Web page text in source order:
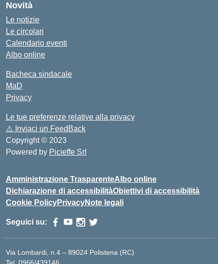
Novità
Le notizie
Le circolari
Calendario eventi
Albo online
Bacheca sindacale
MaD
Privacy
Le tue preferenze relative alla privacy
⚠️ Inviaci un FeedBack
Copyright © 2023
Powered by Picieffe Srl
Amministrazione TrasparenteAlbo online
Dichiarazione di accessibilitàObiettivi di accessibilità
Cookie PolicyPrivacyNote legali
Seguici su:
Via Lombardi, n.4 – 89024 Polistena (RC)